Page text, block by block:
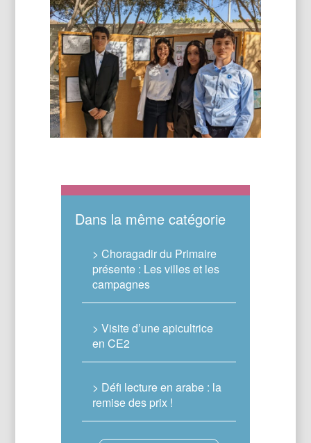
Dans la même catégorie
> Choragadir du Primaire
présente : Les villes et les
campagnes
> Visite d’une apicultrice
en CE2
> Défi lecture en arabe : la
remise des prix !